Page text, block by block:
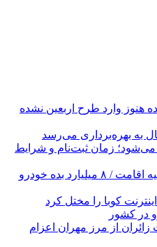
شده هنوز وارد طرح اربعین نشده
به بهره‌برداری می‌رسد
زمان ثبت‌نام و شرایط
کاسبی خارج‌نشین‌ها با سهمیه اقامت / ۸ میلیارد بده خودرو
کوبا را مختل کرد
زائران از مرز مهران اعزام